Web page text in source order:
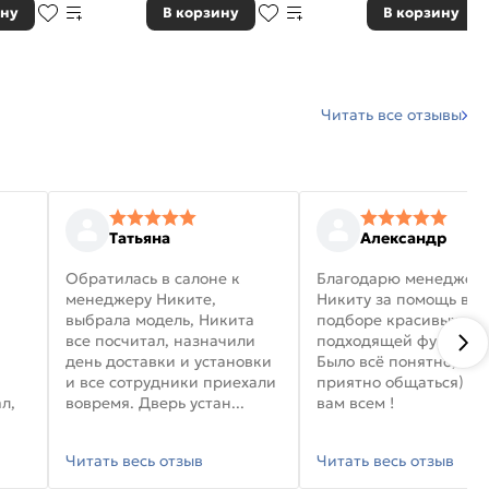
В корзину В корзину
Читать все отзывы
Татьяна
Обратилась в салоне к
менеджеру Никите,
выбрала модель, Никита
все посчитал, назначили
день доставки и установки
и все сотрудники приехали
вовремя. Дверь устан...
Читать весь отзыв
Александр
Благодарю
Никиту за помощь в
подборе красивых
подходящей
Было всё понятно, и
приятно общаться)
вам всем !
Читать весь отзыв